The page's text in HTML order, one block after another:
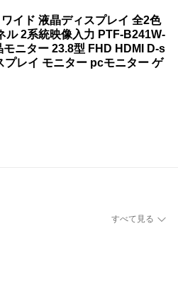
イド 液晶ディスプレイ 全2色
ル 2系統映像入力 PTF-B241W-
ニター 23.8型 FHD HDMI D-s
プレイ モニター pcモニター ゲ
すべて見る